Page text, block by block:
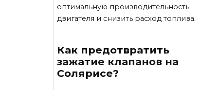
оптимальную производительность
двигателя и снизить расход топлива.
Как предотвратить
зажатие клапанов на
Солярисе?